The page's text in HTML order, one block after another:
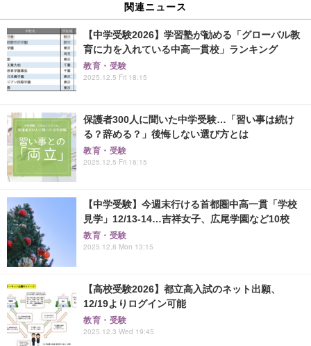
関連ニュース
【中学受験2026】学習塾が勧める「グローバル教
育に力を入れている中高一貫校」ランキング
教育・受験
2025.12.5 Fri 18:15
保護者300人に聞いた中学受験…「習い事は続け
る？辞める？」後悔しない選び方とは
教育・受験
2025.12.5 Fri 16:15
【中学受験】今週末行ける首都圏中高一貫「学校
見学」12/13-14…吉祥女子、広尾学園など10校
教育・受験
2025.12.8 Mon 13:15
【高校受験2026】都立高入試のネット出願、
12/19よりログイン可能
教育・受験
2025.12.3 Wed 19:45